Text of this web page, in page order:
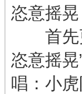
恣意摇晃
首先更
恣意摇
唱：小